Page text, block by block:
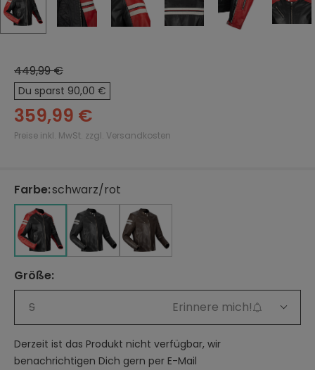
449,99 €
Du sparst 90,00 €
359,99 €
Preise inkl. MwSt. zzgl. Versandkosten
Farbe
auswählen
:schwarz/rot
schwarz/rotschwarz/weiß
schwarz/weiß
braun/weiß
braun/weiß
Größe
auswählen
:
S
Erinnere mich!
Derzeit ist das Produkt nicht verfügbar, wir
benachrichtigen Dich gern per E-Mail